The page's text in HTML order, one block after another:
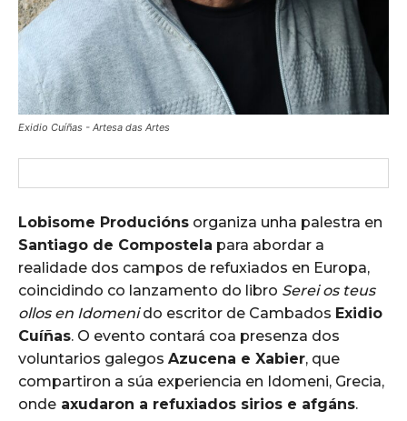
Exidio Cuíñas - Artesa das Artes
Lobisome Producións organiza unha palestra en
Santiago de Compostela para abordar a
realidade dos campos de refuxiados en Europa,
coincidindo co lanzamento do libro Serei os teus
ollos en Idomenido escritor de Cambados Exidio
Cuíñas. O evento contará coa presenza dos
voluntarios galegos Azucena e Xabier, que
compartiron a súa experiencia en Idomeni, Grecia,
onde axudaron a refuxiados sirios e afgáns.